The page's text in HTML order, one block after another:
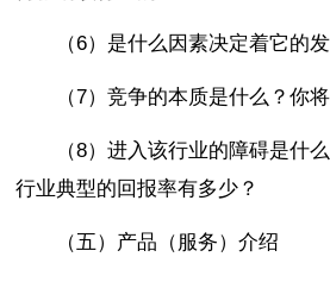
（6）是什么因素决定着它的
（7）竞争的本质是什么？你
（8）进入该行业的障碍是什
行业典型的回报率有多少？
（五）产品（服务）介绍